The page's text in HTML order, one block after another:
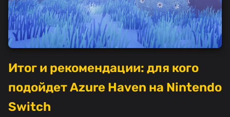
Итог и рекомендации: для кого
подойдет Azure Haven на Nintendo
Switch